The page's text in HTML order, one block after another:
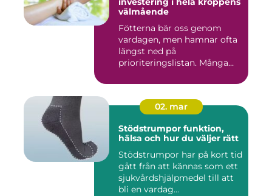
välmående
Fötterna bär oss genom
vardagen, men hamnar ofta
längst ned på
prioriteringslistan. Många
02. mar
Stödstrumpor funktion,
hälsa och hur du väljer rätt
Stödstrumpor har på kort tid
gått från att kännas som ett
sjukvårdshjälpmedel till att
bli en vardag...